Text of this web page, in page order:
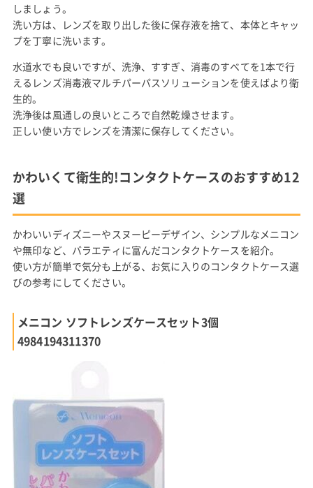
しましょう。
洗い方は、レンズを取り出した後に保存液を捨て、本体とキャッ
プを丁寧に洗います。
水道水でも良いですが、洗浄、すすぎ、消毒のすべてを1本で行
えるレンズ消毒液マルチパーパスソリューションを使えばより衛
生的。
洗浄後は風通しの良いところで自然乾燥させます。
正しい使い方でレンズを清潔に保存してください。
かわいくて衛生的!コンタクトケースのおすすめ12
選
かわいいディズニーやスヌーピーデザイン、シンプルなメニコン
や無印など、バラエティに富んだコンタクトケースを紹介。
使い方が簡単で気分も上がる、お気に入りのコンタクトケース選
びの参考にしてください。
メニコン ソフトレンズケースセット3個
4984194311370